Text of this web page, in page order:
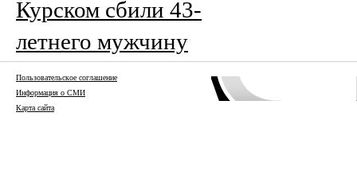
Курском сбили 43-
летнего мужчину
Пользовательское соглашение
Информация о СМИ
Карта сайта